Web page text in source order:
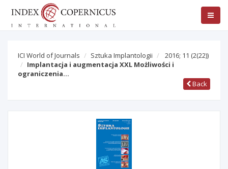
ICI World of Journals Sztuka Implantologii 2016; 11 (2(22))
Implantacja i augmentacja XXL Możliwości i
ograniczenia…
Back